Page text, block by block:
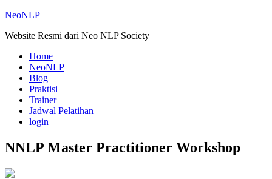
NeoNLP
Website Resmi dari Neo NLP Society
Home
NeoNLP
Blog
Praktisi
Trainer
Jadwal Pelatihan
login
NNLP Master Practitioner Workshop